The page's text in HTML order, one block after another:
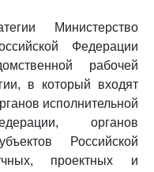
Министерство
Федерации
рабочей
в который входят
исполнительной
органов
Российской
проектных и